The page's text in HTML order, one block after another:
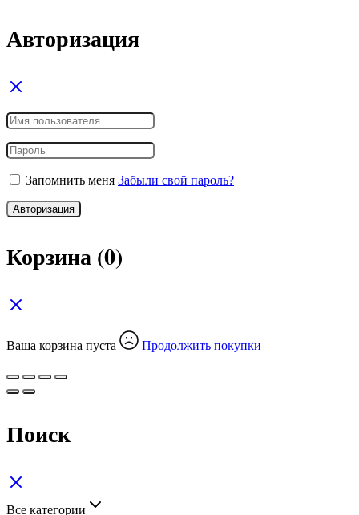
Авторизация
Запомнить меня Забыли свой пароль?
Авторизация
Корзина(0)
Ваша корзина пуста Продолжить покупки
Поиск
Все категории